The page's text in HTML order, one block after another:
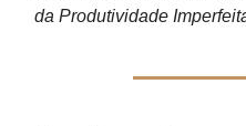
da Produtividade